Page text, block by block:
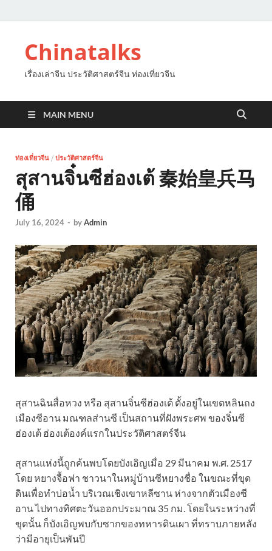
Chinatalks
เรื่องเล่าจีน ประวัติศาสตร์จีน ท่องเที่ยวจีน
MAIN MENU
ท่องเที่ยวจีน / ประวัติศาสตร์จีน
สุสานจิ๋นซีฮ่องเต้ 秦始皇兵马
俑
July 16, 2024 - byAdmin
สุสานฉินสื่อหวง หรือ สุสานจิ๋นซีฮ่องเต้ ตั้งอยู่ในเขตหลินถง
เมืองซีอาน มณฑลส่านซี เป็นสถานที่ฝังพระศพ ของจิ๋นซี
ฮ่องเต้ ฮ่องเต้องค์แรกในประวัติศาสตร์จีน
สุสานแห่งนี้ถูกค้นพบโดยบังเอิญเมื่อ 29 มีนาคม พ.ศ. 2517
โดย หยางจื้อฟา ชาวนาในหมู่บ้านซีหยางชื่อ ในขณะที่ขุด
ดินเพื่อทำบ่อน้ำ บริเวณเชิงเขาหลีซาน ห่างจากตัวเมืองซี
อาน ไปทางทิศตะวันออกประมาณ 35 กม. โดยในระหว่างที่
ขุดนั้น ก็บังเอิญพบกับซากของทหารดินเผา ที่ทราบภายหลัง
ว่ามีอายุเป็นพันปี